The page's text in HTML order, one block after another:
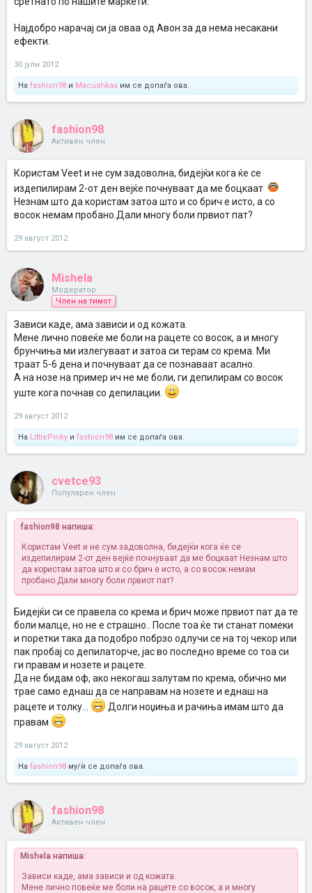
Најдобро нарачај си ја оваа од Авон за да нема несакани
ефекти.
30 јули 2012
На fashion98 и Macushkaa им се допаѓа ова.
fashion98
Активен член
Користам Veet и не сум задоволна, бидејќи кога ќе се
издепилирам 2-от ден вејќе почнуваат да ме боцкаат
Незнам што да користам затоа што и со брич е исто, а со
восок немам пробано.Дали многу боли првиот пат?
29 август 2012
Mishela
Модератор
Член на тимот
Зависи каде, ама зависи и од кожата.
Мене лично повеќе ме боли на рацете со восок, а и многу
брунчиња ми излегуваат и затоа си терам со крема. Ми
траат 5-6 дена и почнуваат да се познаваат асално.
А на нозе на пример ич не ме боли, ги депилирам со восок
уште кога почнав со депилации.
29 август 2012
На LittlePinky и fashion98 им се допаѓа ова.
cvetce93
Популарен член
fashion98 напиша:
Користам Veet и не сум задоволна, бидејќи кога ќе се
издепилирам 2-от ден вејќе почнуваат да ме боцкаат Незнам што
да користам затоа што и со брич е исто, а со восок немам
пробано.Дали многу боли првиот пат?
Бидејќи си се правела со крема и брич може првиот пат да те
боли малце, но не е страшно.. После тоа ќе ти станат помеки
и поретки така да подобро побрзо одлучи се на тој чекор или
пак пробај со депилаторче, јас во последно време со тоа си
ги правам и нозете и рацете.
Да не бидам оф, ако некогаш залутам по крема, обично ми
трае само еднаш да се направам на нозете и еднаш на
рацете и толку...
Долги ноџиња и рачиња имам што да
правам
29 август 2012
На fashion98 му/ѝ се допаѓа ова.
fashion98
Активен член
Mishela напиша:
Зависи каде, ама зависи и од кожата.
Мене лично повеќе ме боли на рацете со восок, а и многу